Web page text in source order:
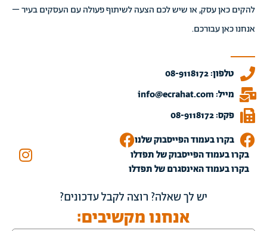
להקים כאן עסק, או שיש לכם הצעה לשיתוף פעולה עם העסקים בעיר –
אנחנו כאן עבורכם.
טלפון: 08-9118172
מייל: info@ecrahat.com
פקס: 08-9118172
בקרו בעמוד הפייסבוק שלנו
בקרו בעמוד הפייסבוק של תפדלו
בקרו בעמוד האינסגרם של תפדלו
יש לך שאלה? רוצה לקבל עדכונים?
אנחנו מקשיבים: